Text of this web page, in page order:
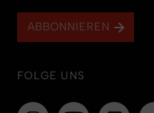
ABBONNIEREN
FOLGE UNS